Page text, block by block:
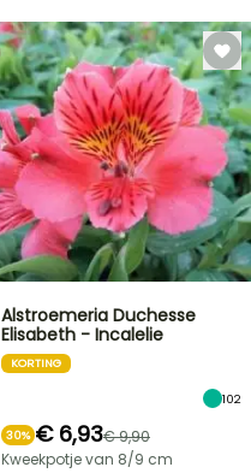
Alstroemeria Duchesse
Elisabeth - Incalelie
KORTING
102
30% € 6,93€ 9,90
Kweekpotje van 8/9 cm